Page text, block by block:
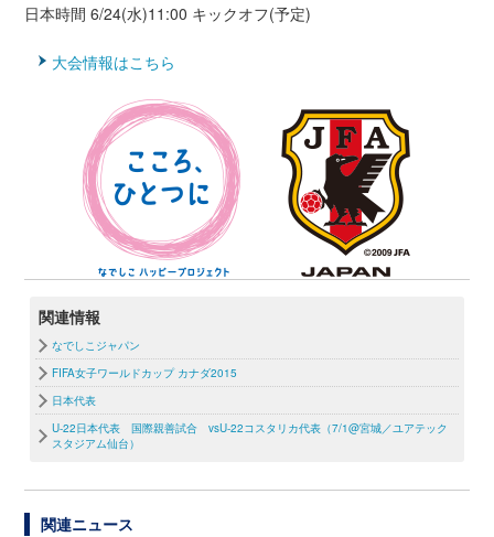
日本時間 6/24(水)11:00 キックオフ(予定)
大会情報はこちら
関連情報
なでしこジャパン
FIFA女子ワールドカップ カナダ2015
日本代表
U-22日本代表 国際親善試合 vsU-22コスタリカ代表（7/1@宮城／ユアテック
スタジアム仙台）
関連ニュース